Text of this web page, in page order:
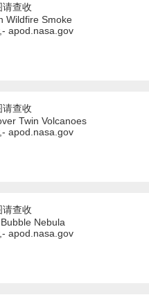
请查收
Wildfire Smoke
apod.nasa.gov
请查收
Twin Volcanoes
apod.nasa.gov
请查收
Nebula
apod.nasa.gov